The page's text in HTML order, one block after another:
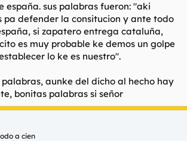
españa. sus palabras fueron: "aki
pa defender la consitucion y ante todo
si zapatero entrega cataluña,
es muy probable ke demos un golpe
lo ke es nuestro".
aunke del dicho al hecho hay
bonitas palabras si señor
a cien